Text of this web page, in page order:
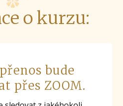
o kurzu:
bude
přes ZOOM.